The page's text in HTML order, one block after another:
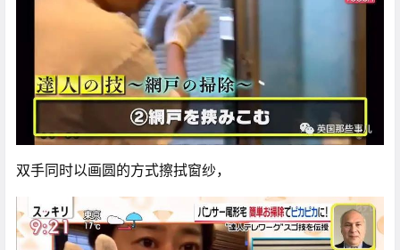
双手同时以画圆的方式擦拭窗纱，